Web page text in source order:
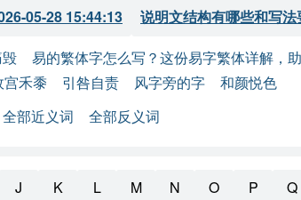
05-28 15:44:13 说明文结构有哪些和写法
易的繁体字怎么写？这份易字繁体详解，
宫禾黍 引咎自责 风字旁的字
和颜悦色
全部近义词 全部反义词
J K L M N O P Q